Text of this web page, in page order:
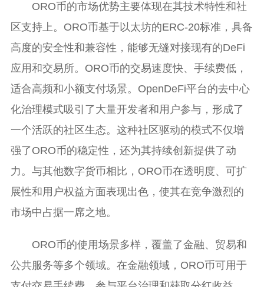
ORO币的市场优势主要体现在其技术特性和社
区支持上。ORO币基于以太坊的ERC-20标准，具备
高度的安全性和兼容性，能够无缝对接现有的DeFi
应用和交易所。ORO币的交易速度快、手续费低，
适合高频和小额支付场景。OpenDeFi平台的去中心
化治理模式吸引了大量开发者和用户参与，形成了
一个活跃的社区生态。这种社区驱动的模式不仅增
强了ORO币的稳定性，还为其持续创新提供了动
力。与其他数字货币相比，ORO币在透明度、可扩
展性和用户权益方面表现出色，使其在竞争激烈的
市场中占据一席之地。
ORO币的使用场景多样，覆盖了金融、贸易和
公共服务等多个领域。在金融领域，ORO币可用于